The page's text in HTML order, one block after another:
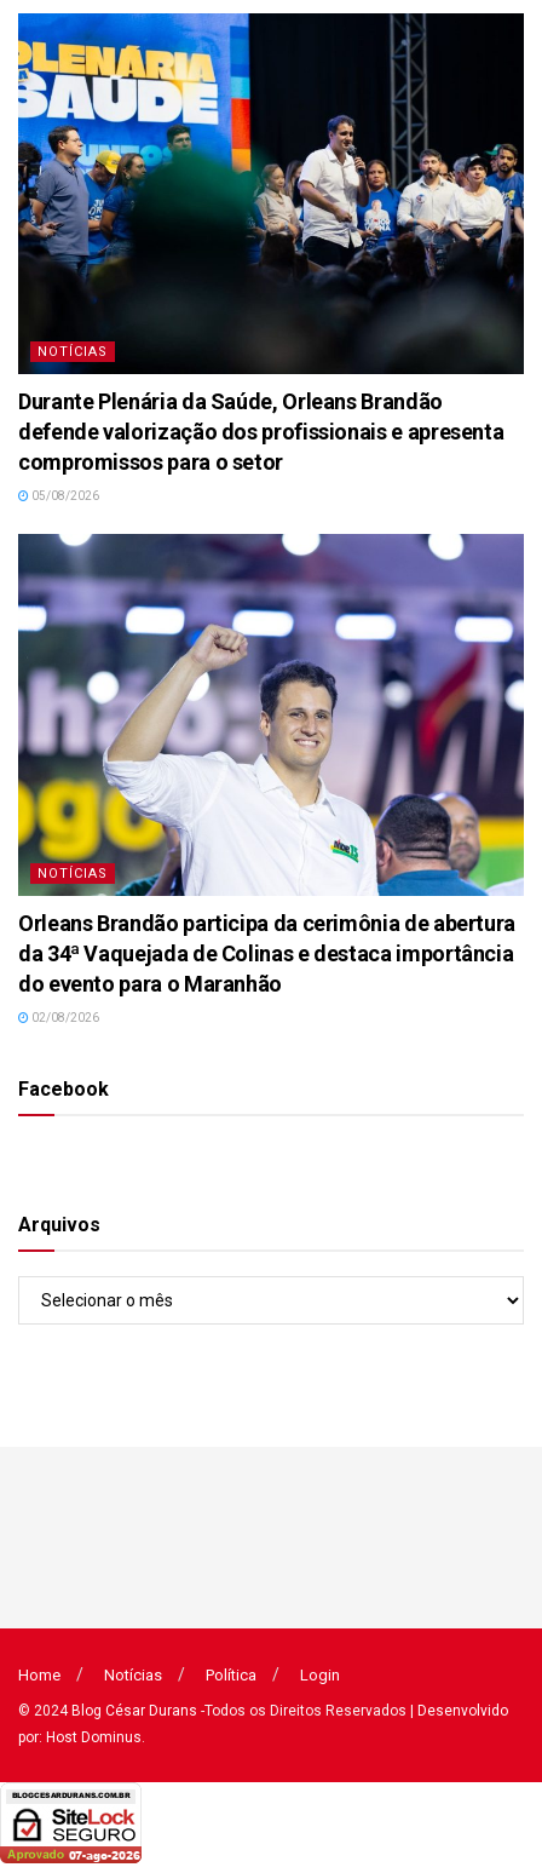
NOTÍCIAS
Durante Plenária da Saúde, Orleans Brandão
defende valorização dos profissionais e apresenta
compromissos para o setor
05/08/2026
NOTÍCIAS
Orleans Brandão participa da cerimônia de abertura
da 34ª Vaquejada de Colinas e destaca importância
do evento para o Maranhão
02/08/2026
Facebook
Arquivos
Arquivos
Home Notícias Política Login
© 2024 Blog César Durans -Todos os Direitos Reservados
| Desenvolvido
por: Host Dominus.